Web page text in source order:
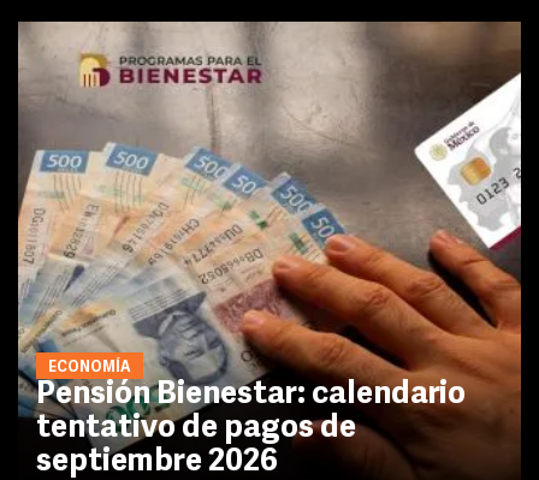
ECONOMÍA
Pensión Bienestar: calendario
tentativo de pagos de
septiembre 2026